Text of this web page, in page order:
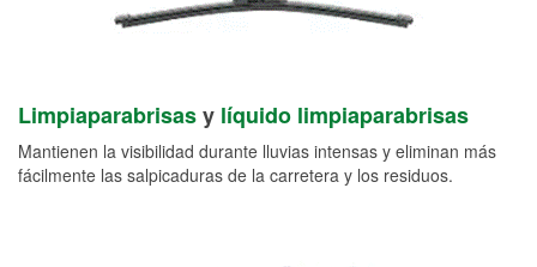
Limpiaparabrisasy líquido limpiaparabrisas
Mantienen la visibilidad durante lluvias intensas y eliminan más
fácilmente las salpicaduras de la carretera y los residuos.